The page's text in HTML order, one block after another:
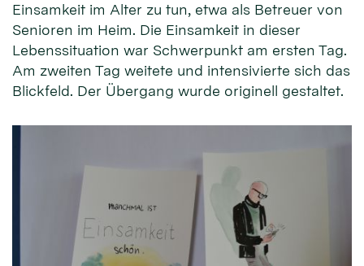
Einsamkeit im Alter zu tun, etwa als Betreuer von
Senioren im Heim. Die Einsamkeit in dieser
Lebenssituation war Schwerpunkt am ersten Tag.
Am zweiten Tag weitete und intensivierte sich das
Blickfeld. Der Übergang wurde originell gestaltet.